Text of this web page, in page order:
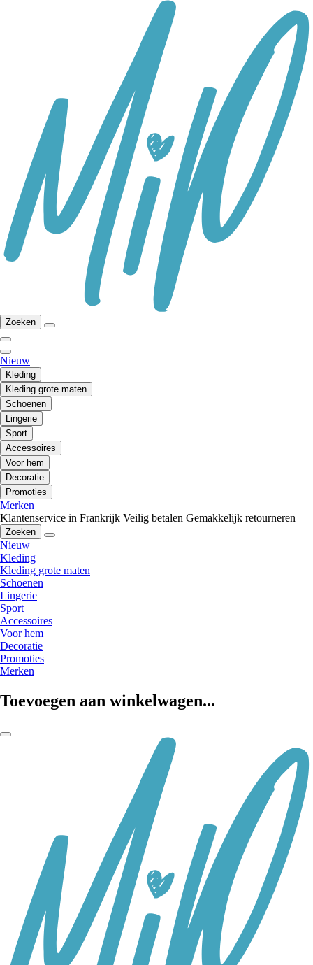
Zoeken
Nieuw
Kleding
Kleding grote maten
Schoenen
Lingerie
Sport
Accessoires
Voor hem
Decoratie
Promoties
Merken
Klantenservice in Frankrijk Veilig betalen Gemakkelijk retourneren
Zoeken
Nieuw
Kleding
Kleding grote maten
Schoenen
Lingerie
Sport
Accessoires
Voor hem
Decoratie
Promoties
Merken
Toevoegen aan winkelwagen...